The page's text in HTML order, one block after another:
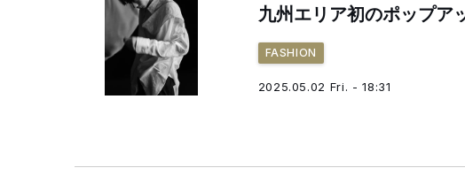
九州エリア初のポップア
FASHION
2025.05.02 Fri. - 18:31